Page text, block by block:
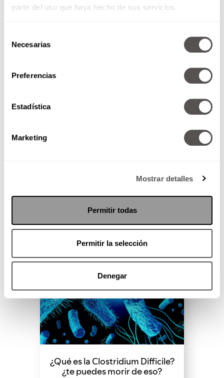
partir del uso que haya hecho de sus servicios.
Necesarias
Preferencias
Estadística
Marketing
Mostrar detalles
Permitir todas
Permitir la selección
Denegar
¿Cómo protegerse de los virus
SEGUIR LEYENDO
¿Qué es la Clostridium Difficile?
¿te puedes morir de eso?